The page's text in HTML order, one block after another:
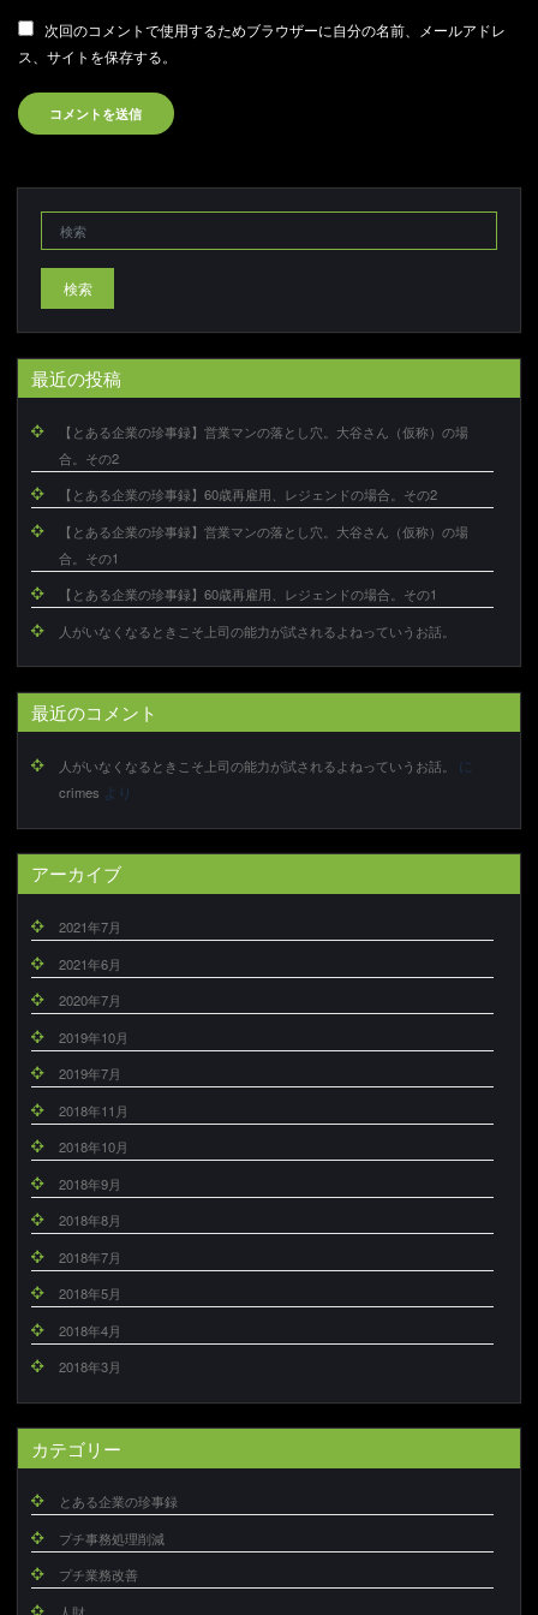
次回のコメントで使用するためブラウザーに自分の名前、メールアドレ
ス、サイトを保存する。
検索
最近の投稿
【とある企業の珍事録】営業マンの落とし穴。大谷さん（仮称）の場
合。その2
【とある企業の珍事録】60歳再雇用、レジェンドの場合。その2
【とある企業の珍事録】営業マンの落とし穴。大谷さん（仮称）の場
合。その1
【とある企業の珍事録】60歳再雇用、レジェンドの場合。その1
人がいなくなるときこそ上司の能力が試されるよねっていうお話。
最近のコメント
人がいなくなるときこそ上司の能力が試されるよねっていうお話。 に
crimes より
アーカイブ
2021年7月
2021年6月
2020年7月
2019年10月
2019年7月
2018年11月
2018年10月
2018年9月
2018年8月
2018年7月
2018年5月
2018年4月
2018年3月
カテゴリー
とある企業の珍事録
プチ事務処理削減
プチ業務改善